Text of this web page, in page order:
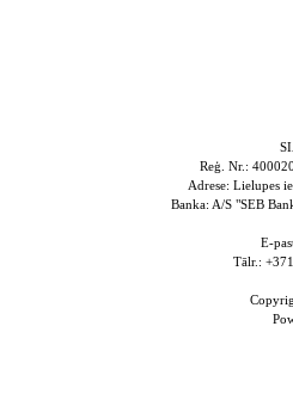
Reģ. Nr.:
Adrese: Lielupes
Banka: A/S "SEB
E-
Tālr.: